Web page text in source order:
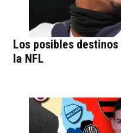
Los posibles
la NFL